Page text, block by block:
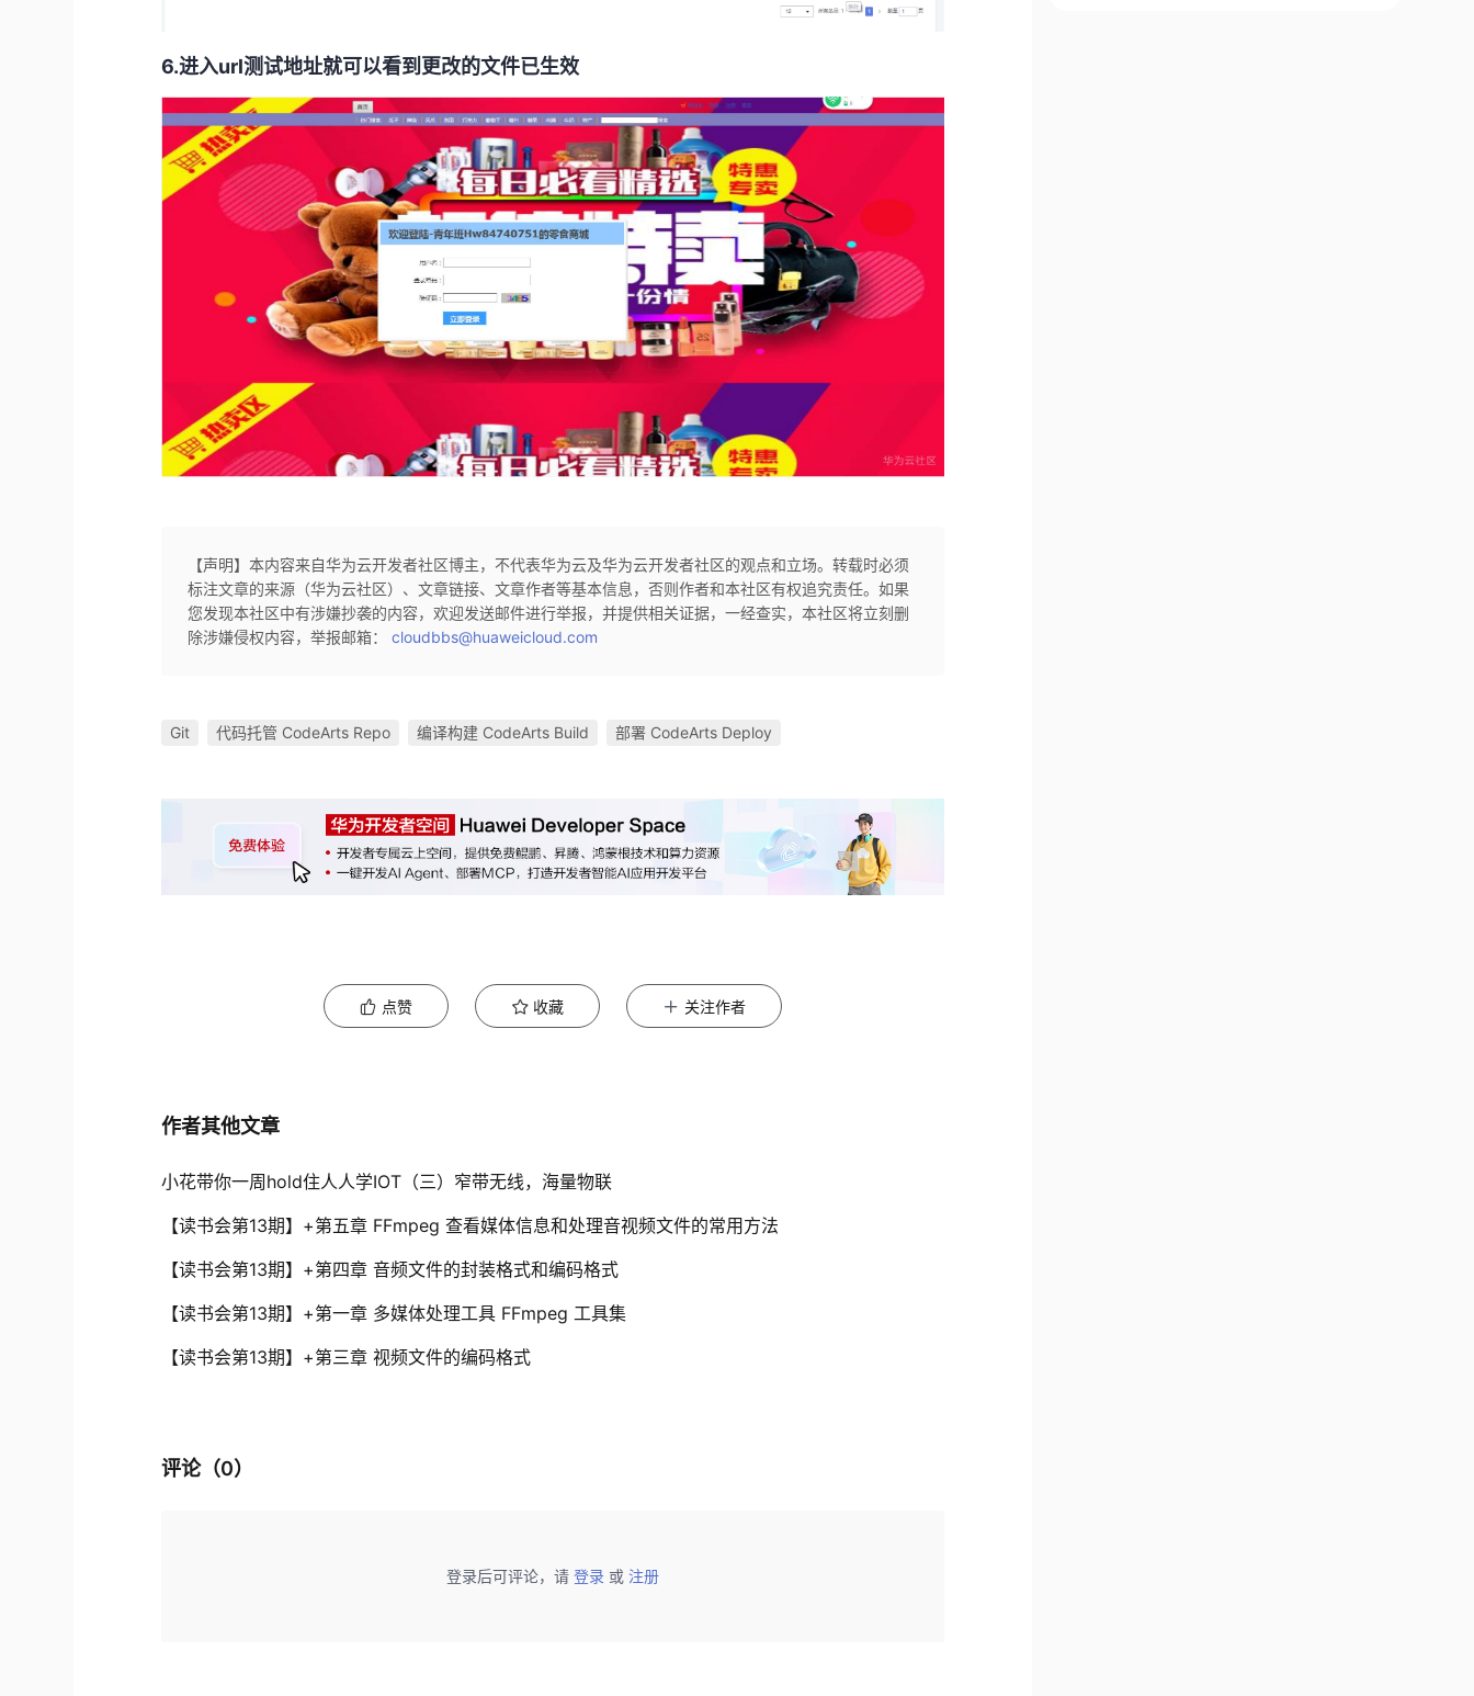
6.进入url测试地址就可以看到更改的文件已生效
【声明】本内容来自华为云开发者社区博主，不代表华为云及华为云开发者社区的观点和立场。转载时必须
标注文章的来源（华为云社区）、文章链接、文章作者等基本信息，否则作者和本社区有权追究责任。如果
您发现本社区中有涉嫌抄袭的内容，欢迎发送邮件进行举报，并提供相关证据，一经查实，本社区将立刻删
除涉嫌侵权内容，举报邮箱：cloudbbs@huaweicloud.com
Git 代码托管 CodeArts Repo 编译构建 CodeArts Build 部署 CodeArts Deploy
点赞 收藏 关注作者
作者其他文章
小花带你一周hold住人人学IOT（三）窄带无线，海量物联
【读书会第13期】+第五章 FFmpeg 查看媒体信息和处理音视频文件的常用方法
【读书会第13期】+第四章 音频文件的封装格式和编码格式
【读书会第13期】+第一章 多媒体处理工具 FFmpeg 工具集
【读书会第13期】+第三章 视频文件的编码格式
评论（0）
登录后可评论，请 登录 或 注册